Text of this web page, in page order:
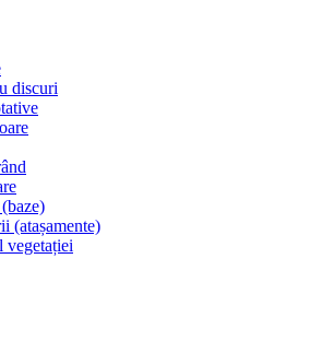
discuri
(atașamente)
vegetației